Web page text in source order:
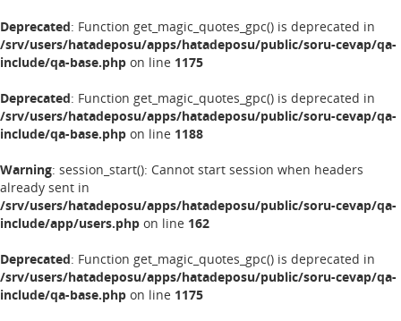
Deprecated: Function get_magic_quotes_gpc() is deprecated in
/srv/users/hatadeposu/apps/hatadeposu/public/soru-cevap/qa-
include/qa-base.php on line 1175
Deprecated: Function get_magic_quotes_gpc() is deprecated in
/srv/users/hatadeposu/apps/hatadeposu/public/soru-cevap/qa-
include/qa-base.php on line 1188
Warning: session_start(): Cannot start session when headers
already sent in
/srv/users/hatadeposu/apps/hatadeposu/public/soru-cevap/qa-
include/app/users.php on line 162
Deprecated: Function get_magic_quotes_gpc() is deprecated in
/srv/users/hatadeposu/apps/hatadeposu/public/soru-cevap/qa-
include/qa-base.php on line 1175